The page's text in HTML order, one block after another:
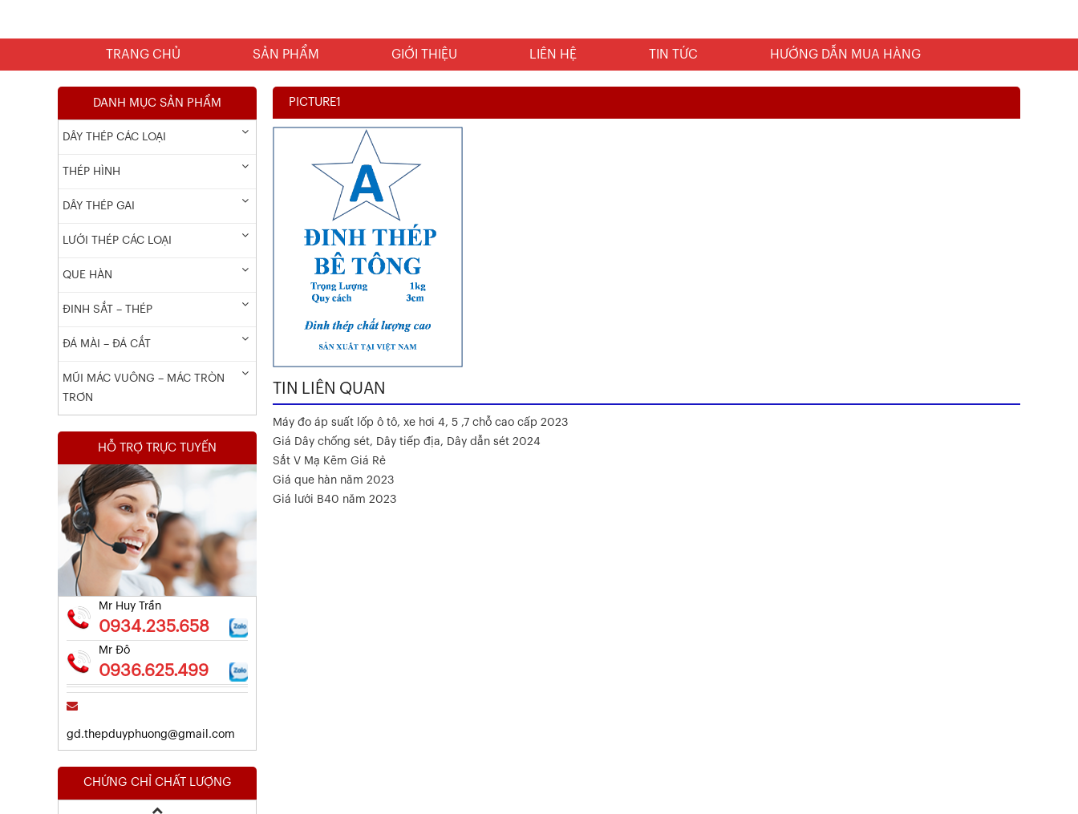
TRANG CHỦ SẢN PHẨM GIỚI THIỆU LIÊN HỆ TIN TỨC HƯỚNG DẪN MUA HÀNG
PICTURE1
TIN LIÊN QUAN
Máy đo áp suất lốp ô tô, xe hơi 4, 5 ,7 chỗ cao cấp 2023
Giá Dây chống sét, Dây tiếp địa, Dây dẫn sét 2024
Sắt V Mạ Kẽm Giá Rẻ
Giá que hàn năm 2023
Giá lưới B40 năm 2023
DANH MỤC SẢN PHẨM
DÂY THÉP CÁC LOẠI
THÉP HÌNH
DÂY THÉP GAI
LƯỚI THÉP CÁC LOẠI
QUE HÀN
ĐINH SẮT – THÉP
ĐÁ MÀI – ĐÁ CẮT
MŨI MÁC VUÔNG – MÁC TRÒN
TRƠN
HỖ TRỢ TRỰC TUYẾN
Mr Huy Trần
0934.235.658
Mr Đô
0936.625.499
gd.thepduyphuong@gmail.com
CHỨNG CHỈ CHẤT LƯỢNG
Nóng
Kết Quả Thử Nghiệm Lưới Tô Tường
Xem chi tiết
Kết Quả Thử Nghiệm Lưới Tô Tường